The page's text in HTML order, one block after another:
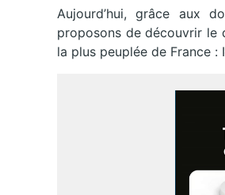
Aujourd’hui, grâce aux
proposons de découvrir le
la plus peuplée de France :